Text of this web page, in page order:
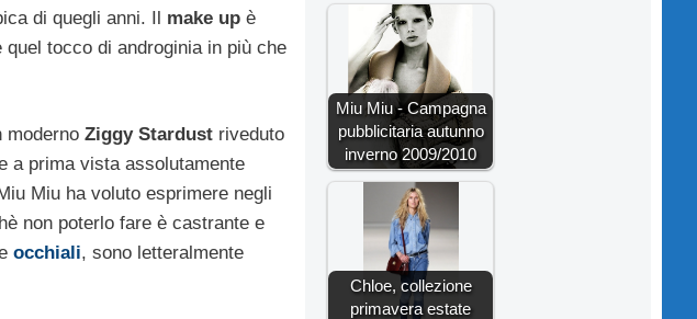
di quegli anni. Il make up è
tocco di androginia in più che
moderno Ziggy Stardust riveduto
a prima vista assolutamente
Miu ha voluto esprimere negli
non poterlo fare è castrante e
occhiali, sono letteralmente
Miu Miu - Campagna
pubblicitaria autunno
inverno 2009/2010
Chloe, collezione
primavera estate